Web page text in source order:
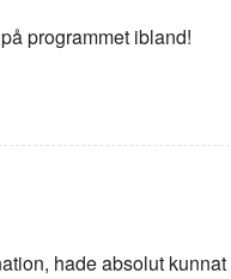
programmet ibland!
hade absolut